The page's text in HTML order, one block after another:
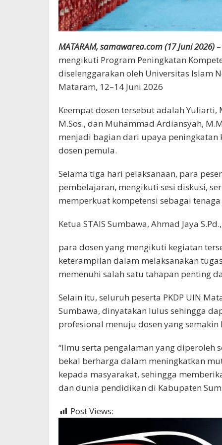
MATARAM, samawarea.com (17 Juni 2026)
mengikuti Program Peningkatan
diselenggarakan oleh Universitas Islam
Mataram, 12–14 Juni 2026
Keempat dosen tersebut adalah Yuliarti,
M.Sos., dan Muhammad Ardiansyah,
menjadi bagian dari upaya
dosen pemula.
Selama tiga hari pelaksanaan, para
pembelajaran, mengikuti sesi diskusi,
memperkuat kompetensi sebagai
Ketua STAIS Sumbawa, Ahmad Jaya
para dosen yang mengikuti kegiatan
keterampilan dalam melaksanakan
memenuhi salah satu tahapan penting
Selain itu, seluruh peserta PKDP UIN
Sumbawa, dinyatakan lulus sehingga
profesional menuju dosen yang
“Ilmu serta pengalaman yang diperoleh
bekal berharga dalam meningkatkan
kepada masyarakat, sehingga
dan dunia pendidikan di Kabupaten
Post Views: